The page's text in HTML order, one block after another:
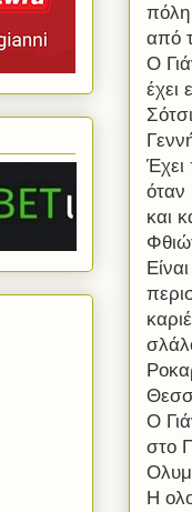
πόλη
από
Ο
έχει
Έχει
όταν
και
Ο
στο
Η